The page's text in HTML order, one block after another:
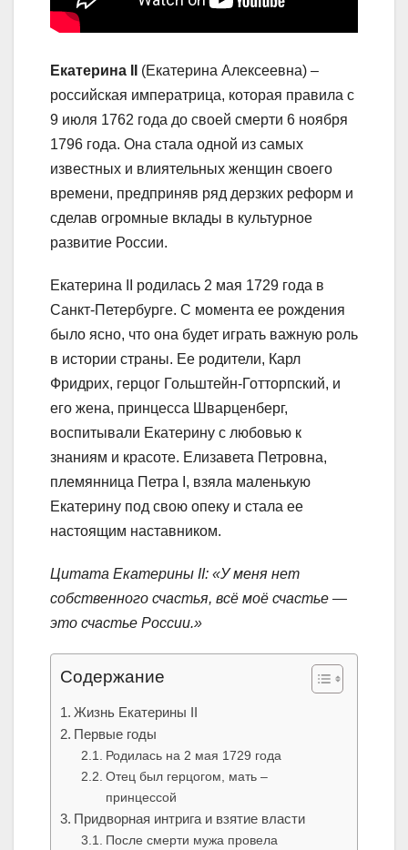
Екатерина II
(Екатерина Алексеевна) –
российская императрица, которая правила с
9 июля 1762 года до своей смерти 6 ноября
1796 года. Она стала одной из самых
известных и влиятельных женщин своего
времени, предприняв ряд дерзких реформ и
сделав огромные вклады в культурное
развитие России.
Екатерина II родилась 2 мая 1729 года в
Санкт-Петербурге. С момента ее рождения
было ясно, что она будет играть важную роль
в истории страны. Ее родители, Карл
Фридрих, герцог Гольштейн-Готторпский, и
его жена, принцесса Шварценберг,
воспитывали Екатерину с любовью к
знаниям и красоте. Елизавета Петровна,
племянница Петра I, взяла маленькую
Екатерину под свою опеку и стала ее
настоящим наставником.
Цитата Екатерины II: «У меня нет
собственного счастья, всё моё счастье —
это счастье России.»
Содержание
Жизнь Екатерины II
Первые годы
Родилась на 2 мая 1729 года
Отец был герцогом, мать –
принцессой
Придворная интрига и взятие власти
После смерти мужа провела